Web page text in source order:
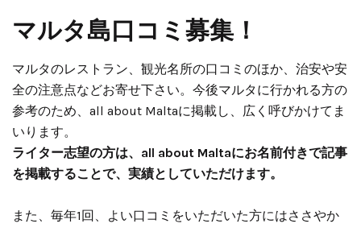
マルタ島口コミ募集！
マルタのレストラン、観光名所の口コミのほか、治安や安
全の注意点などお寄せ下さい。今後マルタに行かれる方の
参考のため、all about Maltaに掲載し、広く呼びかけてま
いります。
ライター志望の方は、all about Maltaにお名前付きで記事
を掲載することで、実績としていただけます。
また、毎年1回、よい口コミをいただいた方にはささやか